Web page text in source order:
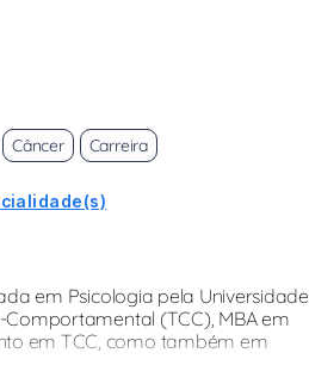
Câncer Carreira
em Psicologia pela Universidade
(TCC), MBA em
em TCC, como também em